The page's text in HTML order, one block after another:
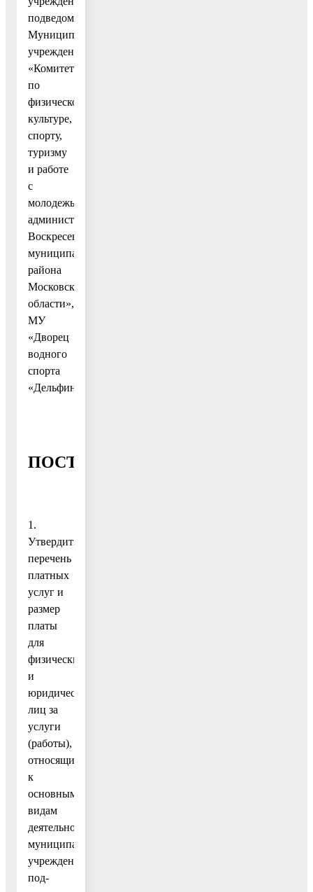
подведомственного
Муниципальному
учреждению
«Комитет
по
физической
культуре,
спорту,
туризму
и работе
с
молодежью
администрации
Воскресенского
муниципального
района
Московской
области»,
МУ
«Дворец
водного
спорта
«Дельфин»
ПОСТАНОВЛЯЮ:
1.
Утвердить
перечень
платных
услуг и
размер
платы
для
физических
и
юридических
лиц за
услуги
(работы),
относящиеся
к
основным
видам
деятельности
муниципального
учреждения,
под-